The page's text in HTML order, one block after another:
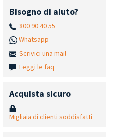
Bisogno di aiuto?
800 90 40 55
Whatsapp
Scrivici una mail
Leggi le faq
Acquista sicuro
Migliaia di clienti soddisfatti